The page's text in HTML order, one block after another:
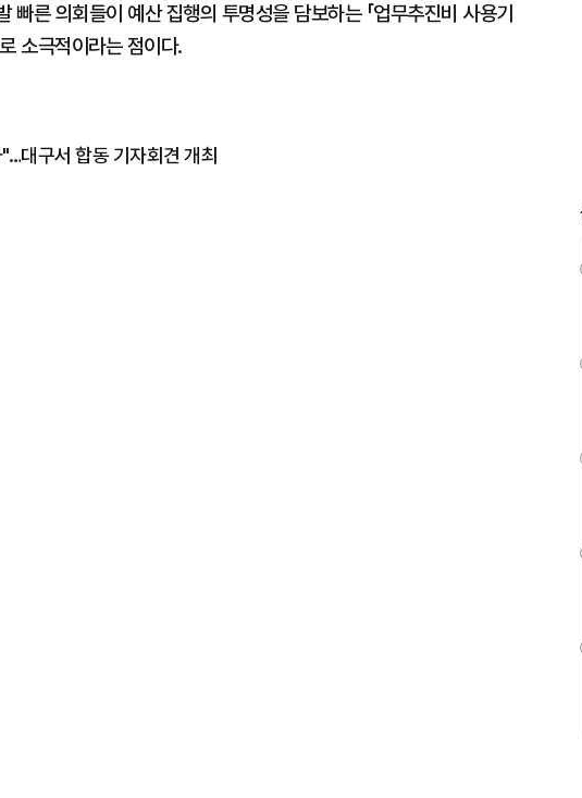
른 의회들이 예산 집행의 투명성을 담보하는 「업무추진비 사용기
소극적이라는 점이다.
대구서 합동 기자회견 개최